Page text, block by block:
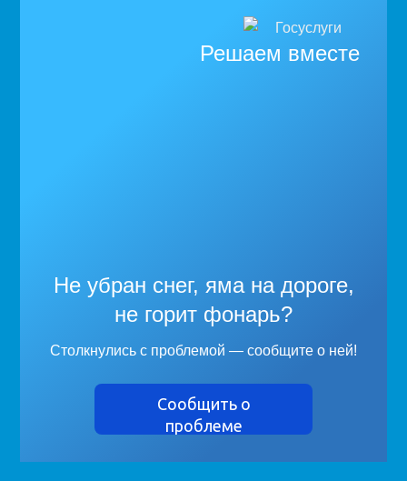
Решаем вместе
Не убран снег, яма на дороге,
не горит фонарь?
Столкнулись с проблемой — сообщите о ней!
Сообщить о
проблеме